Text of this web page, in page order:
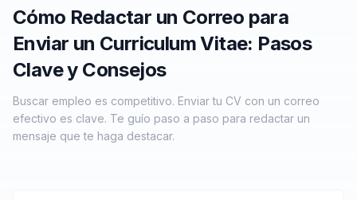
Nosotros
Contacto
Calculadora Freelance
📨 Suscribirme gratis al newsletter
Cómo Redactar un Correo para
Enviar un Curriculum Vitae: Pasos
Clave y Consejos
Buscar empleo es competitivo. Enviar tu CV con un correo
efectivo es clave. Te guío paso a paso para redactar un
mensaje que te haga destacar.